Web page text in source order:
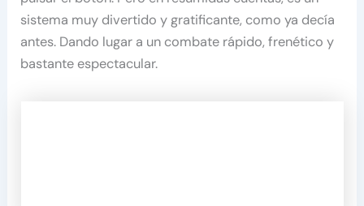
sistema muy divertido y gratificante, como ya decía
antes. Dando lugar a un combate rápido, frenético y
bastante espectacular.